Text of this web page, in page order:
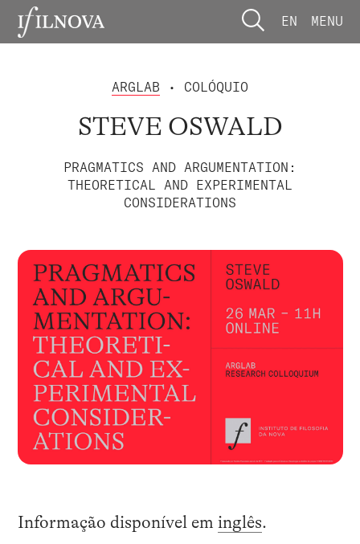
EN MENU
ARGLAB • COLÓQUIO
STEVE OSWALD
PRAGMATICS AND ARGUMENTATION:
THEORETICAL AND EXPERIMENTAL
CONSIDERATIONS
Informação disponível em inglês.